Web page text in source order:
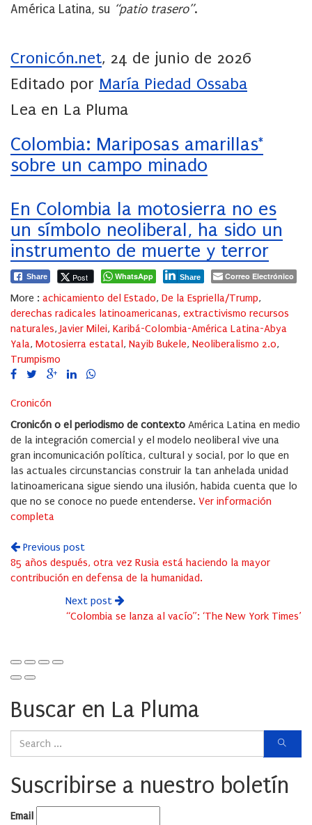
América Latina, su “patio trasero”.
Cronicón.net, 24 de junio de 2026
Editado por María Piedad Ossaba
Lea en La Pluma
Colombia: Mariposas amarillas*
sobre un campo minado
En Colombia la motosierra no es
un símbolo neoliberal, ha sido un
instrumento de muerte y terror
Share Post WhatsApp Share Correo Electrónico
More : achicamiento del Estado, De la Espriella/Trump,
derechas radicales latinoamericanas, extractivismo recursos
naturales, Javier Milei, Karibá-Colombia-América Latina-Abya
Yala, Motosierra estatal, Nayib Bukele, Neoliberalismo 2.0,
Trumpismo
Cronicón
Cronicón o el periodismo de contexto América Latina en medio
de la integración comercial y el modelo neoliberal vive una
gran incomunicación política, cultural y social, por lo que en
las actuales circunstancias construir la tan anhelada unidad
latinoamericana sigue siendo una ilusión, habida cuenta que lo
que no se conoce no puede entenderse. Ver información
completa
Previous post
85 años después, otra vez Rusia está haciendo la mayor
contribución en defensa de la humanidad.
Next post
“Colombia se lanza al vacío”: ‘The New York Times’
Buscar en La Pluma
Suscribirse a nuestro boletín
Email